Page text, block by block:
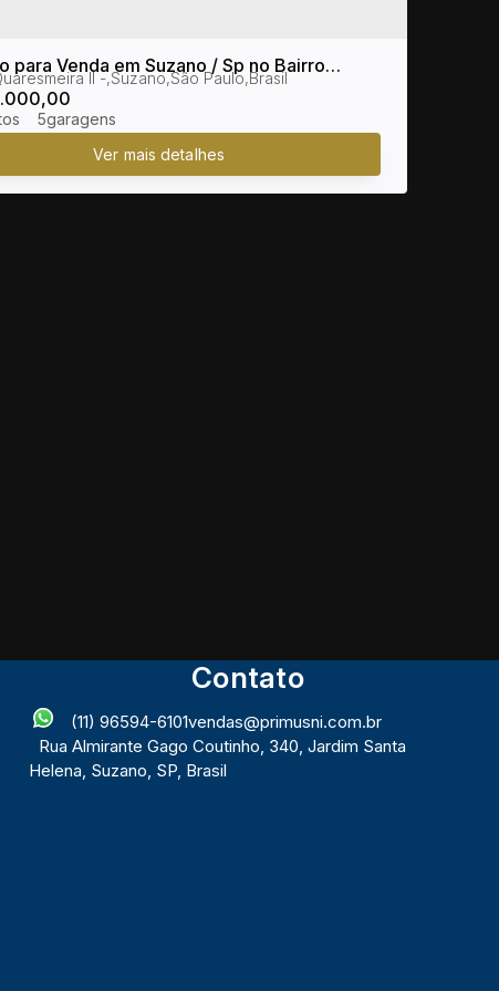
para Venda em Suzano / Sp no Bairro
II
II ,Suzano,São Paulo,Brasil
5
Contato
(11) 96594-6101vendas@primusni.com.br
Rua Almirante Gago Coutinho 340 Jardim Santa
Helena Suzano SP Brasil